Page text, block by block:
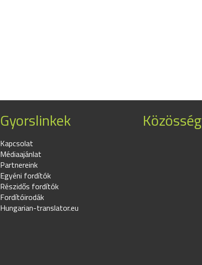
Gyorslinkek
Kapcsolat
Médiaajánlat
Partnereink
Egyéni fordítók
Részidős fordítók
Fordítóirodák
Hungarian-translator.eu
Közösség